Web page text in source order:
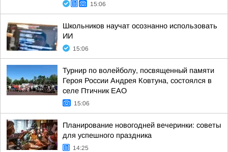
15:06
Школьников научат осознанно использовать
ИИ
15:06
Турнир по волейболу, посвященный памяти
Героя России Андрея Ковтуна, состоялся в
селе Птичник ЕАО
15:06
Планирование новогодней вечеринки: советы
для успешного праздника
14:25